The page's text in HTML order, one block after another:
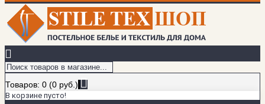
Товаров: 0 (0 руб.)
В корзине пусто!